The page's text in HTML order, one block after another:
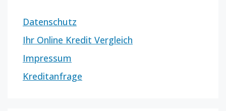
Datenschutz
Ihr Online Kredit Vergleich
Impressum
Kreditanfrage